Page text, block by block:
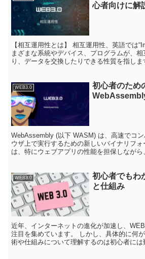
心者向けに解
【相互運用性とは】 相互運用性、英語では
まざまな系統やデバイス、プログラムが、
り、データを交換したりできる性質を指し
WEB3.0
初心者のため
WebAssembly (以下 WASM) は、高速でコ
ウザ上で実行するための新しいバイナリフ
は、特にウェブアプリの性能を担保しなが
WEB3.0
初心者でもわ
と仕組み
近年、インターネットの進化が加速し、
注目を集めています。 しかし、具体的に何
術や仕組みについて理解するのは初心者に